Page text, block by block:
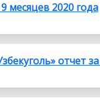
месяцев 2020 года
отчет